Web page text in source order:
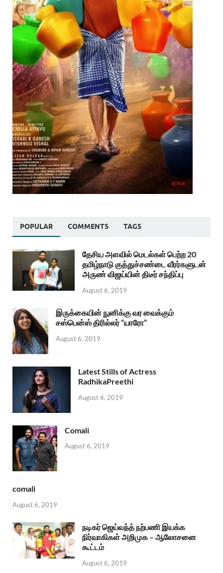
POPULAR COMMENTS TAGS
தேசிய அளவில் மெடல்கள் பெற்ற 20
தமிழ்நாடு குத்துச்சண்டை வீரர்களுடன்
அருண் விஜய்யின் திடீர் சந்திப்பு
August 6, 2019
இருக்கையின் நுனிக்கு வர வைக்கும்
சஸ்பென்ஸ் திரில்லர் “யாரோ”
August 6, 2019
Latest Stills of Actress
RadhikaPreethi
August 6, 2019
Comali
August 6, 2019
comali
August 6, 2019
நடிகர் ஜெய்வந்த் நற்பணி இயக்க
நிர்வாகிகள் அறிமுக – ஆலோசனை
கூட்டம்
August 6, 2019